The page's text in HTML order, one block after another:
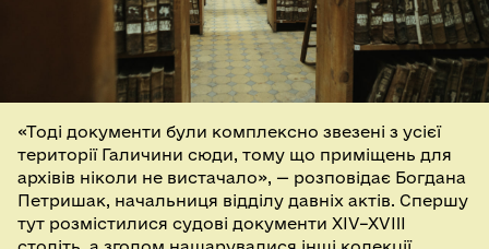
«Тоді документи були комплексно звезені з усієї
території Галичини сюди, тому що приміщень для
архівів ніколи не вистачало», — розповідає Богдана
Петришак, начальниця відділу давніх актів. Спершу
тут розмістилися судові документи XIV–XVIII